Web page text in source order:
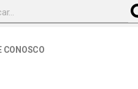
CONOSCO